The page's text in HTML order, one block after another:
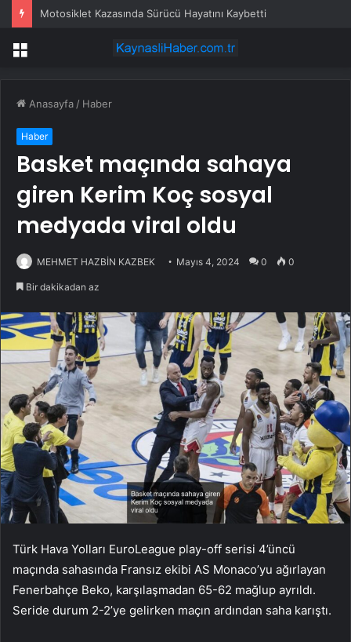
Motosiklet Kazasında Sürücü Hayatını Kaybetti
Menü
Anasayfa / Haber
Haber
Basket maçında sahaya
giren Kerim Koç sosyal
medyada viral oldu
MEHMET HAZBİN KAZBEK Mayıs 4, 2024 0 0
Bir dakikadan az
Türk Hava Yolları EuroLeague play-off serisi 4’üncü
maçında sahasında Fransız ekibi AS Monaco’yu ağırlayan
Fenerbahçe Beko, karşılaşmadan 65-62 mağlup ayrıldı.
Seride durum 2-2’ye gelirken maçın ardından saha karıştı.